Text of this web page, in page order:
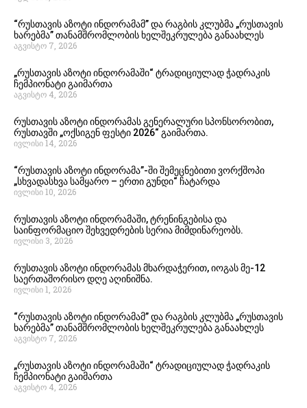
“რუსთავის აზოტი ინდორამამ” და რაგბის კლუბმა „რუსთავის
ხარებმა” თანამშრომლობის ხელშეკრულება განაახლეს
აგვისტო 7, 2026
„რუსთავის აზოტი ინდორამაში“ ტრადიციულად ჭადრაკის
ჩემპიონატი გაიმართა
აგვისტო 4, 2026
რუსთავის აზოტი ინდორამას გენერალური სპონსორობით,
რუსთავში „ოქსიგენ ფესტი 2026“ გაიმართა.
ივლისი 14, 2026
“რუსთავის აზოტი ინდორამა”-ში შემეცნებითი ვორქშოპი
„სხვადასხვა სამყარო – ერთი გუნდი“ ჩატარდა
ივლისი 10, 2026
რუსთავის აზოტი ინდორამაში, ტრენინგებისა და
საინფორმაციო შეხვედრების სერია მიმდინარეობს.
ივლისი 3, 2026
რუსთავის აზოტი ინდორამას მხარდაჭერით, იოგას მე-12
საერთაშორისო დღე აღინიშნა.
ივლისი 1, 2026
“რუსთავის აზოტი ინდორამამ” და რაგბის კლუბმა „რუსთავის
ხარებმა” თანამშრომლობის ხელშეკრულება განაახლეს
აგვისტო 7, 2026
„რუსთავის აზოტი ინდორამაში“ ტრადიციულად ჭადრაკის
ჩემპიონატი გაიმართა
აგვისტო 4, 2026